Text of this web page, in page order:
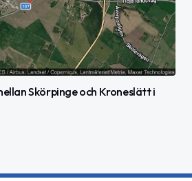
Skörpinge och Kroneslätt i